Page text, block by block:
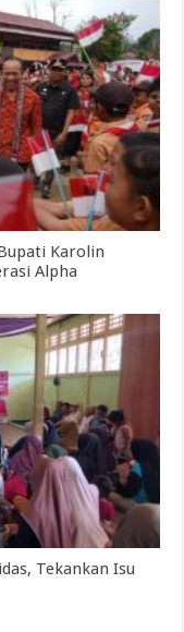
Karolin
Alpha
Tekankan Isu